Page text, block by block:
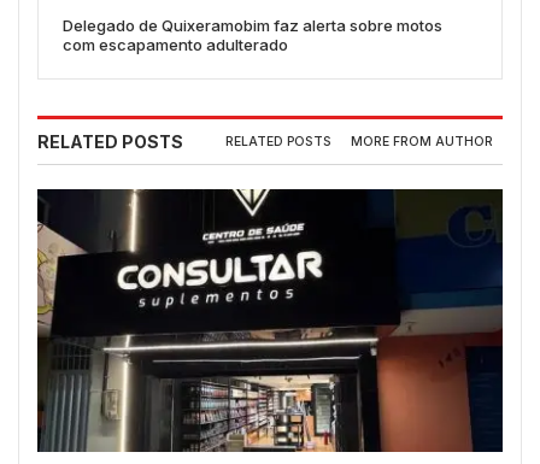
Delegado de Quixeramobim faz alerta sobre motos
com escapamento adulterado
RELATED POSTS RELATED POSTS MORE FROM AUTHOR